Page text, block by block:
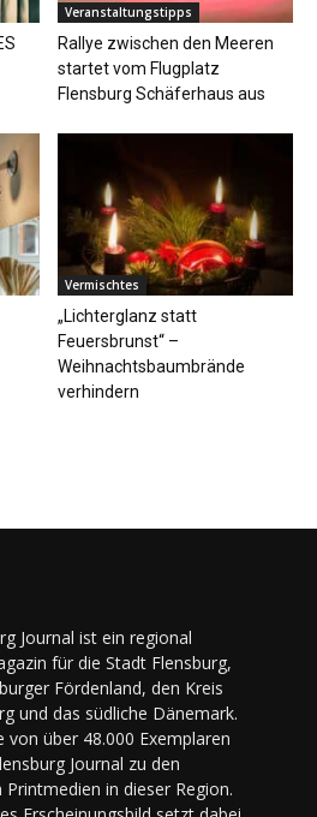
Veranstaltungstipps
Rallye zwischen den Meeren
startet vom Flugplatz
Flensburg Schäferhaus aus
Vermischtes
„Lichterglanz statt
Feuersbrunst“ –
Weihnachtsbaumbrände
verhindern
Journal ist ein regional
für die Stadt Flensburg,
Fördenland, den Kreis
und das südliche Dänemark.
von über 48.000 Exemplaren
Journal zu den
in dieser Region.